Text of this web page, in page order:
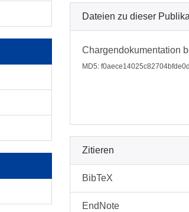
Dateien zu dieser
Chargendokumentation
MD5:
Zitieren
BibTeX
EndNote